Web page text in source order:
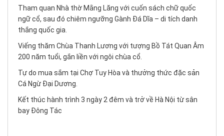
Tham quan Nhà thờ Mằng Lăng với cuốn sách chữ quốc
ngữ cổ, sau đó chiêm ngưỡng Gành Đá Dĩa – di tích danh
thắng quốc gia.
Viếng thăm Chùa Thanh Lương với tượng Bồ Tát Quan Âm
200 năm tuổi, gắn liền với ngôi chùa cổ.
Tự do mua sắm tại Chợ Tuy Hòa và thưởng thức đặc sản
Cá Ngừ Đại Dương.
Kết thúc hành trình 3 ngày 2 đêm và trở về Hà Nội từ sân
bay Đông Tác